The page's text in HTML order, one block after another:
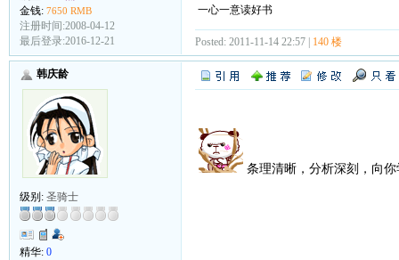
金钱: 7650 RMB
注册时间:2008-04-12
最后登录:2016-12-21
一心一意读好书
Posted: 2011-11-14 22:57 | 140 楼
韩庆龄
级别: 圣骑士
精华: 0
条理清晰，分析深刻，向你